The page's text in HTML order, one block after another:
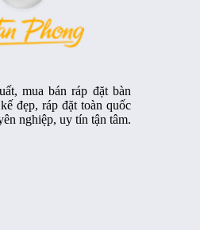
mua bán ráp đặt bàn
đẹp, ráp đặt toàn quốc
nghiệp, uy tín tận tâm.